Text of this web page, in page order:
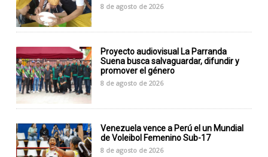
8 de agosto de 2026
Proyecto audiovisual La Parranda
Suena busca salvaguardar, difundir y
promover el género
8 de agosto de 2026
Venezuela vence a Perú el un Mundial
de Voleibol Femenino Sub-17
8 de agosto de 2026